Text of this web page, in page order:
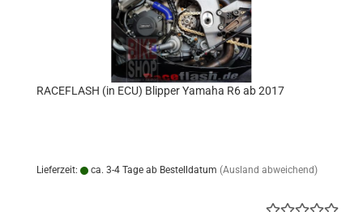
RACEFLASH (in ECU) Blipper Yamaha R6 ab 2017
Lieferzeit: ca. 3-4 Tage ab Bestelldatum (Ausland abweichend)